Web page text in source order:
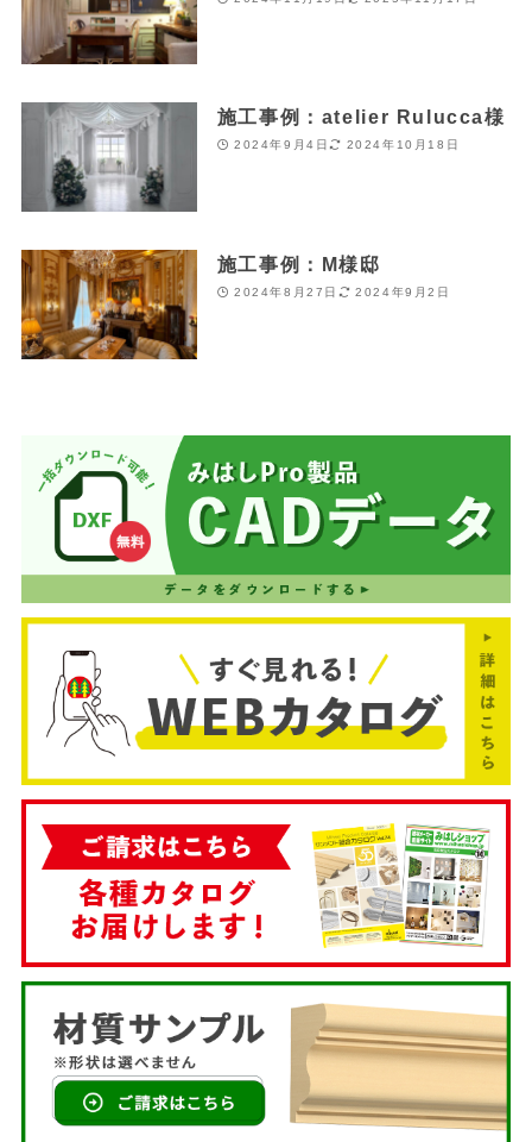
施工事例：atelier Rulucca様
2024年9月4日 2024年10月18日
施工事例：M様邸
2024年8月27日 2024年9月2日